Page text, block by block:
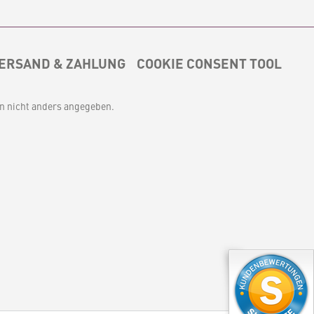
& ZAHLUNG COOKIE CONSENT TOOL
nicht anders angegeben.